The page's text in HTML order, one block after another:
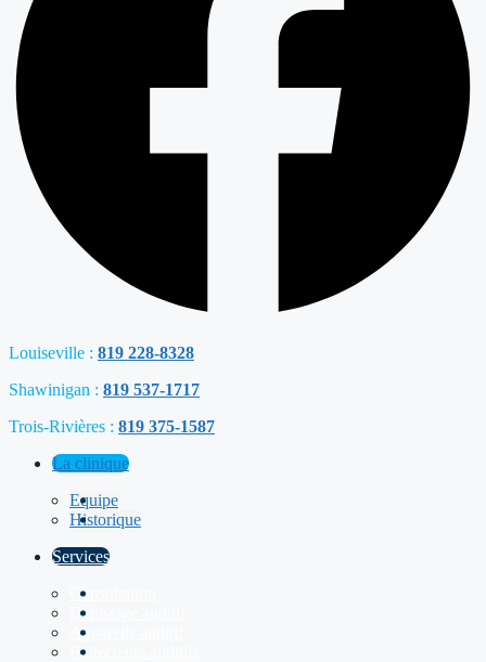
Louiseville : 819 228-8328
Shawinigan : 819 537-1717
Trois-Rivières : 819 375-1587
La clinique
Equipe
Historique
Services
Consultation
Dépistage auditif
Appareils auditif
Protecteurs auditifs